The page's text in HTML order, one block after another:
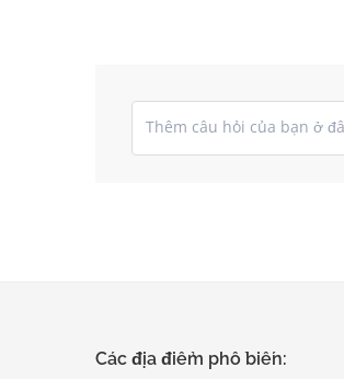
Các địa điểm phổ biến: